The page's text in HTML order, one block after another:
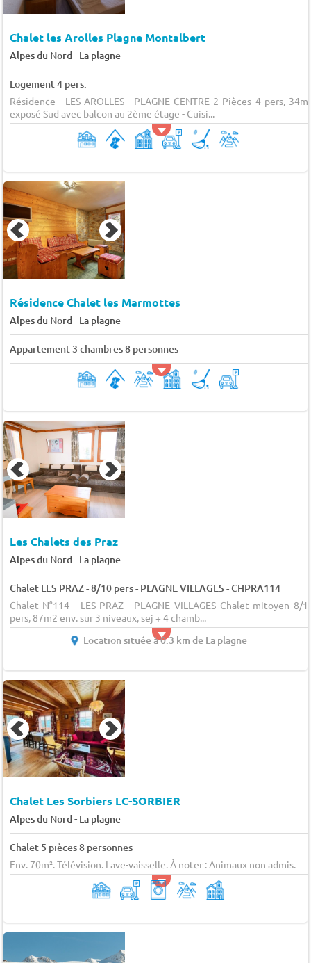
Chalet les Arolles Plagne Montalbert
Alpes du Nord- La plagne
Logement 4 pers.
Résidence - LES AROLLES - PLAGNE CENTRE 2 Pièces 4 pers,
exposé Sud avec balcon au 2ème étage - Cuisi...
Résidence Chalet les Marmottes
Alpes du Nord- La plagne
Appartement 3 chambres 8 personnes
Les Chalets des Praz
Alpes du Nord- La plagne
Chalet LES PRAZ - 8/10 pers - PLAGNE VILLAGES - CHPRA114
Chalet N°114 - LES PRAZ - PLAGNE VILLAGES Chalet mitoyen 8/
pers, 87m2 env. sur 3 niveaux, sej + 4 chamb...
Location située à 0.3 km de La plagne
Chalet Les Sorbiers LC-SORBIER
Alpes du Nord- La plagne
Chalet 5 pièces 8 personnes
Env. 70m². Télévision. Lave-vaisselle. À noter : Animaux non admis.